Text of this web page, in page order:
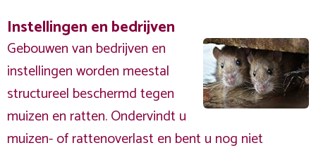
Instellingen en bedrijven
Gebouwen van bedrijven en
instellingen worden meestal
structureel beschermd tegen
muizen en ratten. Ondervindt u
muizen- of rattenoverlast en bent u nog niet